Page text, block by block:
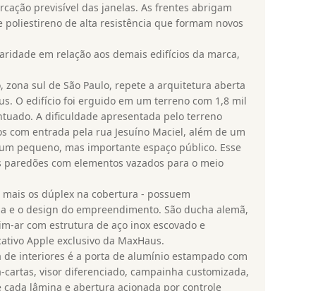
previsível das janelas. As frentes abrigam
de alta resistência que formam novos
em relação aos demais edifícios da marca,
sul de São Paulo, repete a arquitetura aberta
O edifício foi erguido em um terreno com 1,8 mil
A dificuldade apresentada pelo terreno
com entrada pela rua Jesuíno Maciel, além de um
pequeno, mas importante espaço público. Esse
com elementos vazados para o meio
os dúplex na cobertura - possuem
e o design do empreendimento. São ducha alemã,
ar com estrutura de aço inox escovado e
Apple exclusivo da MaxHaus.
interiores é a porta de alumínio estampado com
visor diferenciado, campainha customizada,
lâmina e abertura acionada por controle